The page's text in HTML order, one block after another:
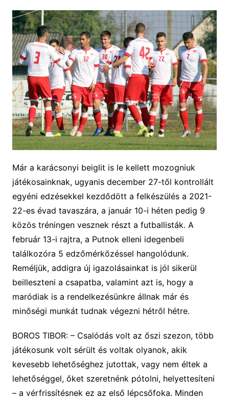
Már a karácsonyi beiglit is le kellett mozogniuk
játékosainknak, ugyanis december 27-től kontrollált
egyéni edzésekkel kezdődött a felkészülés a 2021-
22-es évad tavaszára, a január 10-i héten pedig 9
közös tréningen vesznek részt a futballisták. A
február 13-i rajtra, a Putnok elleni idegenbeli
találkozóra 5 edzőmérkőzéssel hangolódunk.
Reméljük, addigra új igazolásainkat is jól sikerül
beilleszteni a csapatba, valamint azt is, hogy a
maródiak is a rendelkezésünkre állnak már és
minőségi munkát tudnak végezni hétről hétre.
BOROS TIBOR: – Csalódás volt az őszi szezon, több
játékosunk volt sérült és voltak olyanok, akik
kevesebb lehetőséghez jutottak, vagy nem éltek a
lehetőséggel, őket szeretnénk pótolni, helyettesíteni
– a vérfrissítésnek ez az első lépcsőfoka. Minden